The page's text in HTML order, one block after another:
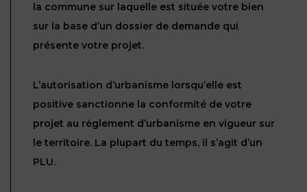
PENSION
PRESTATION
COMPENSATOIRE
PRÉJUDICE
DISTRIBUTION
ENTREPRISES
PERSONNES
PUBLIQUES
la commune sur laquelle est située votre bien
sur la base d’un dossier de demande qui
présente votre projet.
L’autorisation d’urbanisme lorsqu’elle est
positive sanctionne la conformité de votre
projet au règlement d’urbanisme en vigueur sur
le territoire. La plupart du temps, il s’agit d’un
PLU.